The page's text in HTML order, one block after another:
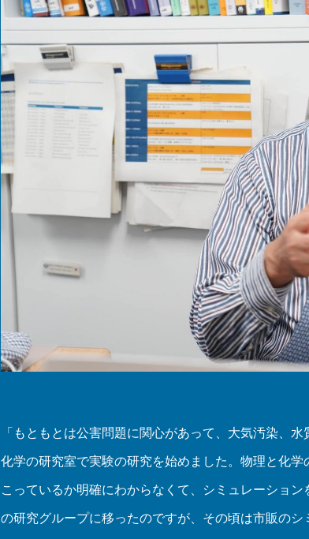
「もともとは公害問題に関心があって、大気汚染、
化学の研究室で実験の研究を始めました。物理と化
こっているか明確にわからなくて、シミュレーショ
の研究グループに移ったのですが、その頃は市販の